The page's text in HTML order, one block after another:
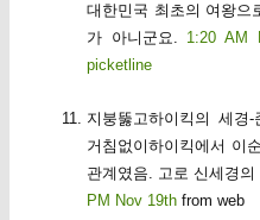
대한민국 최초의 여왕
가 아니군요. 1:20 AM
picketline
지붕뚫고하이킥의 세경
거침없이하이킥에서 이
관계였음. 고로 신세경
PM Nov 19th from web